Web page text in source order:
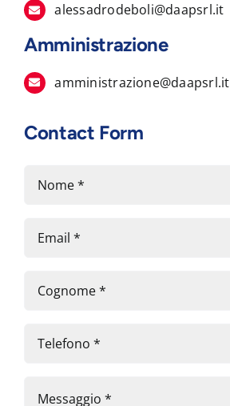
alessadrodeboli@daapsrl.it
Amministrazione
amministrazione@daapsrl.it
Contact Form